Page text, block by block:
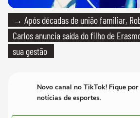
→ Após décadas de união familiar,
Carlos anuncia saída do filho de
sua gestão
Novo canal no TikTok! Fique
notícias de esportes.